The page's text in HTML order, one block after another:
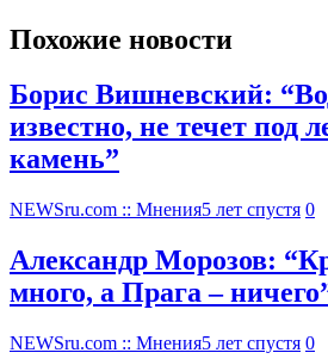
Похожие новости
Борис Вишневский:
известно, не течет под
камень”
NEWSru.com :: Мнения5 лет спустя 0
Александр Морозов:
много, а Прага –
NEWSru.com :: Мнения5 лет спустя 0